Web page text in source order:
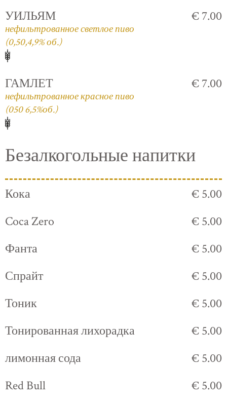
УИЛЬЯМ
нефильтрованное светлое пиво
(0,50,4,9% об.)
€ 7.00
ГАМЛЕТ
нефильтрованное красное пиво
(050 6,5%об.)
€ 7.00
Безалкогольные напитки
Кока
€ 5.00
Coca Zero
€ 5.00
Фанта
€ 5.00
Спрайт
€ 5.00
Тоник
€ 5.00
Тонированная лихорадка
€ 5.00
лимонная сода
€ 5.00
Red Bull
€ 5.00